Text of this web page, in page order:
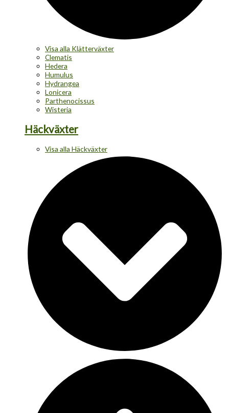
Visa alla Klätterväxter
Clematis
Hedera
Humulus
Hydrangea
Lonicera
Parthenocissus
Wisteria
Häckväxter
Visa alla Häckväxter